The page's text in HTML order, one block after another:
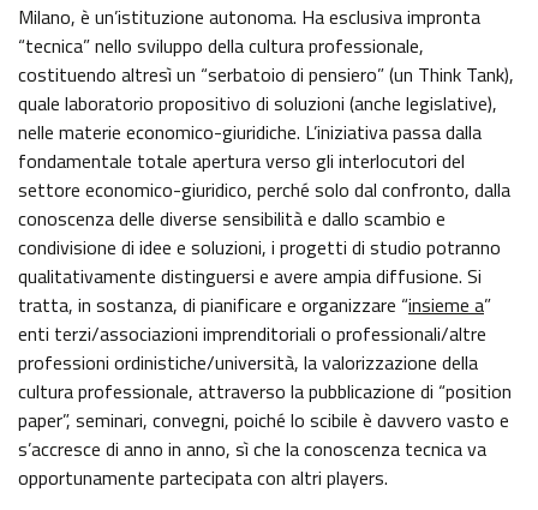
Milano, è un’istituzione autonoma. Ha esclusiva impronta
“tecnica” nello sviluppo della cultura professionale,
costituendo altresì un “serbatoio di pensiero” (un Think Tank),
quale laboratorio propositivo di soluzioni (anche legislative),
nelle materie economico-giuridiche. L’iniziativa passa dalla
fondamentale totale apertura verso gli interlocutori del
settore economico-giuridico, perché solo dal confronto, dalla
conoscenza delle diverse sensibilità e dallo scambio e
condivisione di idee e soluzioni, i progetti di studio potranno
qualitativamente distinguersi e avere ampia diffusione. Si
tratta, in sostanza, di pianificare e organizzare “insieme a”
enti terzi/associazioni imprenditoriali o professionali/altre
professioni ordinistiche/università, la valorizzazione della
cultura professionale, attraverso la pubblicazione di “position
paper”, seminari, convegni, poiché lo scibile è davvero vasto e
s’accresce di anno in anno, sì che la conoscenza tecnica va
opportunamente partecipata con altri players.
SERVIZI EROGATI
PAGAMENTI DELL'AMMINISTRAZIONE
ALTRI CONTENUTI - CORRUZIONE
ALTRI CONTENUTI - ACCESSO CIVICO
ALTRI CONTENUTI
OPERE PUBBLICHE
INTERVENTI STRAORDINARI E DI EMERGENZA
GAZZETTA UFFICIALE
NORMATTIVA